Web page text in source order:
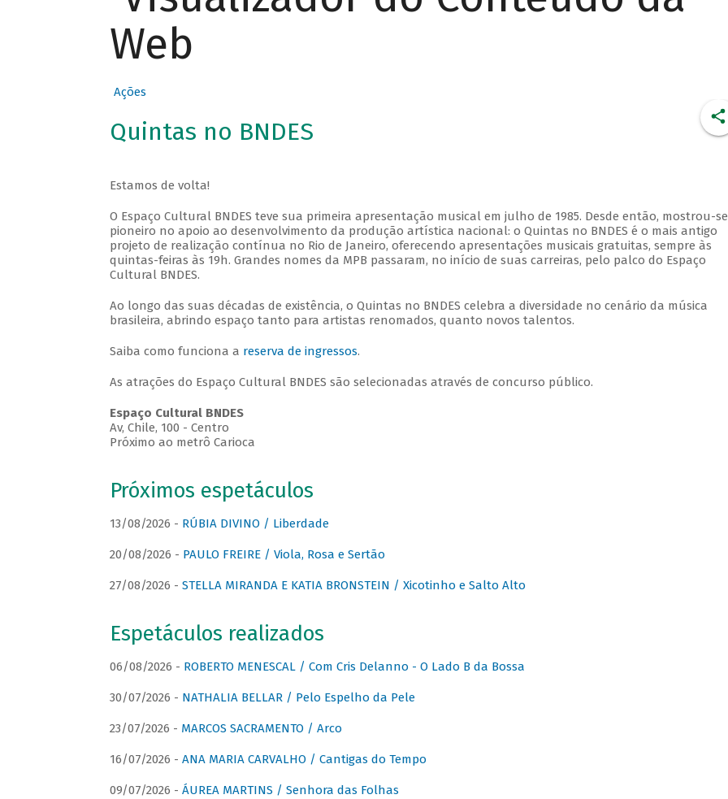
Web
Ações
Quintas no BNDES
Estamos de volta!
O Espaço Cultural BNDES teve sua primeira apresentação musical em julho de 1985. Desde então, mostrou-se
pioneiro no apoio ao desenvolvimento da produção artística nacional: o Quintas no BNDES é o mais antigo
projeto de realização contínua no Rio de Janeiro, oferecendo apresentações musicais gratuitas, sempre às
quintas-feiras às 19h. Grandes nomes da MPB passaram, no início de suas carreiras, pelo palco do Espaço
Cultural BNDES.
Ao longo das suas décadas de existência, o Quintas no BNDES celebra a diversidade no cenário da música
brasileira, abrindo espaço tanto para artistas renomados, quanto novos talentos.
Saiba como funciona a reserva de ingressos.
As atrações do Espaço Cultural BNDES são selecionadas através de concurso público.
Espaço Cultural BNDES
Av, Chile, 100 - Centro
Próximo ao metrô Carioca
Próximos espetáculos
13/08/2026 - RÚBIA DIVINO / Liberdade
20/08/2026 - PAULO FREIRE / Viola, Rosa e Sertão
27/08/2026 - STELLA MIRANDA E KATIA BRONSTEIN / Xicotinho e Salto Alto
Espetáculos realizados
06/08/2026 - ROBERTO MENESCAL / Com Cris Delanno - O Lado B da Bossa
30/07/2026 - NATHALIA BELLAR / Pelo Espelho da Pele
23/07/2026 - MARCOS SACRAMENTO / Arco
16/07/2026 - ANA MARIA CARVALHO / Cantigas do Tempo
09/07/2026 - ÁUREA MARTINS / Senhora das Folhas